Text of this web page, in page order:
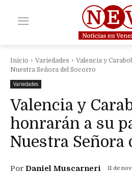
Inicio Variedades
Valencia y
Nuestra Señora del Socorro
Variedades
Valencia y
honrarán a su
Nuestra Señora
Por Daniel Muscarneri 11 de